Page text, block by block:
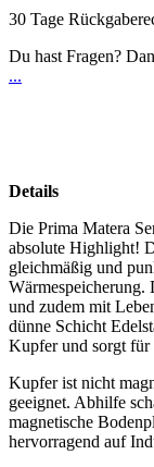
30 Tage
Du hast Fragen?
...
Details
Die Prima Matera
absolute Highlight!
gleichmäßig und
und zudem mit
dünne Schicht
Kupfer und sorgt für
Kupfer ist nicht
geeignet. Abhilfe
magnetische
hervorragend auf